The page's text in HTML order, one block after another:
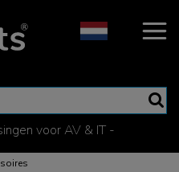
voor AV & IT -